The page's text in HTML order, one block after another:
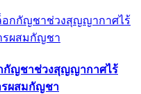
กกัญชาช่วงสุญญากาศไร้
รผสมกัญชา